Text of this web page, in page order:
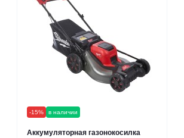
-15% в наличии
Аккумуляторная газонокосилка